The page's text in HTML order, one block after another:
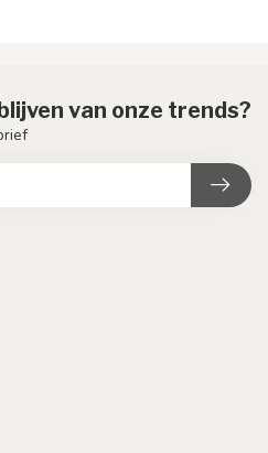
van onze trends?